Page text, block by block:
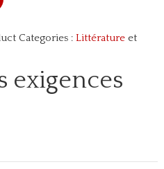
Categories : Littératureet
exigences